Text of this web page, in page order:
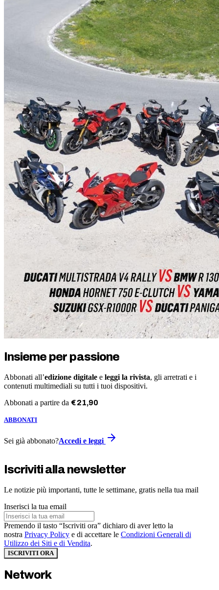
Insieme per passione
Abbonati all’edizione digitale e leggi la rivista, gli arretrati e i
contenuti multimediali su tutti i tuoi dispositivi.
Abbonati a partire da €21,90
ABBONATI
Sei già abbonato?Accedi e leggi
Iscriviti alla newsletter
Le notizie più importanti, tutte le settimane, gratis nella tua mail
Inserisci la tua email
Premendo il tasto “Iscriviti ora” dichiaro di aver letto la
nostra Privacy Policy e di accettare le Condizioni Generali di
Utilizzo dei Siti e di Vendita.
ISCRIVITI ORA
Network